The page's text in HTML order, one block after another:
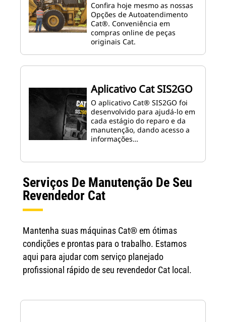
Confira hoje mesmo as nossas
Opções de Autoatendimento
Cat®. Conveniência em
compras online de peças
originais Cat.
Aplicativo Cat SIS2GO
O aplicativo Cat® SIS2GO foi
desenvolvido para ajudá-lo em
cada estágio do reparo e da
manutenção, dando acesso a
informações…
Serviços De Manutenção De Seu
Revendedor Cat
Mantenha suas máquinas Cat® em ótimas
condições e prontas para o trabalho. Estamos
aqui para ajudar com serviço planejado
profissional rápido de seu revendedor Cat local.